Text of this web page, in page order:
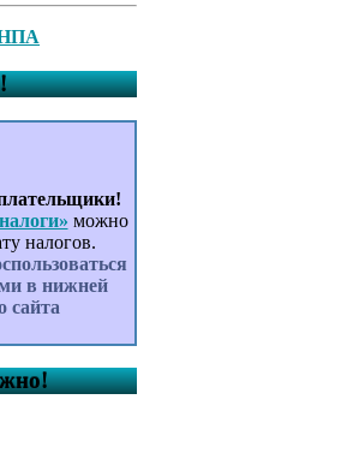
НПА
можно
налогов.
в нижней
сайта